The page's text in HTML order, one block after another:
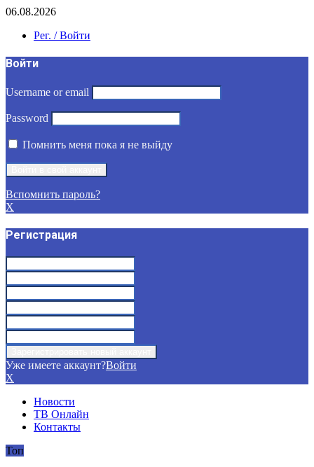
06.08.2026
Рег. / Войти
Войти
Username or email
Password
Помнить меня пока я не выйду
Вспомнить пароль?
X
Регистрация
Уже имеете аккаунт?Войти
X
Новости
ТВ Онлайн
Контакты
Топ